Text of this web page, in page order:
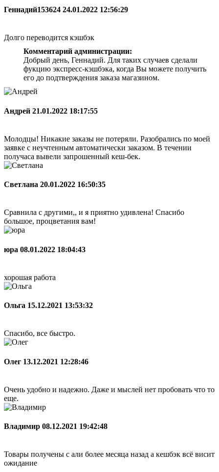
Геннадий153624 24.01.2022 12:56:29
Долго переводится кэшбэк
Комментарий администрации:
Добрый день, Геннадий. Для таких случаев сделали
фукцию экспресс-кэшбэка, когда Вы можете получить
его до подтверждения заказа магазином.
Андрей 21.01.2022 18:17:55
Молодцы! Никакие заказы не потеряли. Разобрались по моей
заявке с неучтенным автоматически заказом. В течении
получаса вывели запрошенный кеш-бек.
Светлана 20.01.2022 16:50:35
Сравнила с другими,, и я приятно удивлена! Спасибо
большое, процветания вам!
юра 08.01.2022 18:04:43
хорошая работа
Ольга 15.12.2021 13:53:32
Спасибо, все быстро.
Олег 13.12.2021 12:28:46
Очень удобно и надежно. Даже и мыслей нет пробовать что то
еще.
Владимир 08.12.2021 19:42:48
Товары получены с али более месяца назад а кешбэк всё висит
ожидание